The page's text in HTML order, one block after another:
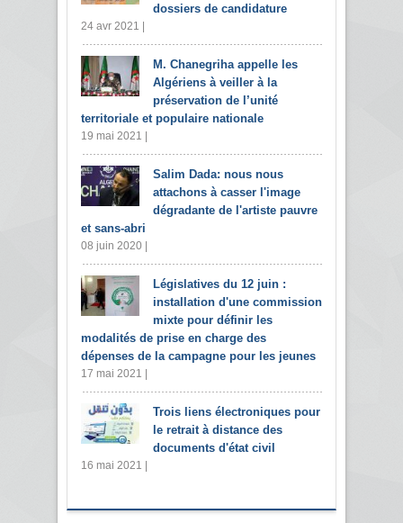
dossiers de candidature
24 avr 2021 |
M. Chanegriha appelle les
Algériens à veiller à la
préservation de l’unité
territoriale et populaire nationale
19 mai 2021 |
Salim Dada: nous nous
attachons à casser l'image
dégradante de l'artiste pauvre
et sans-abri
08 juin 2020 |
Législatives du 12 juin :
installation d'une commission
mixte pour définir les
modalités de prise en charge des
dépenses de la campagne pour les jeunes
17 mai 2021 |
Trois liens électroniques pour
le retrait à distance des
documents d'état civil
16 mai 2021 |